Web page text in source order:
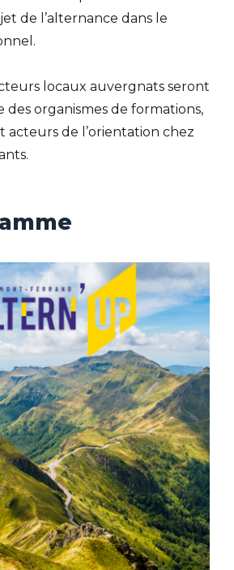
de l’alternance dans le
locaux auvergnats seront
des organismes de formations,
acteurs de l’orientation chez